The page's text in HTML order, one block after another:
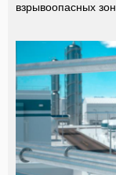
взрывоопасных зон.